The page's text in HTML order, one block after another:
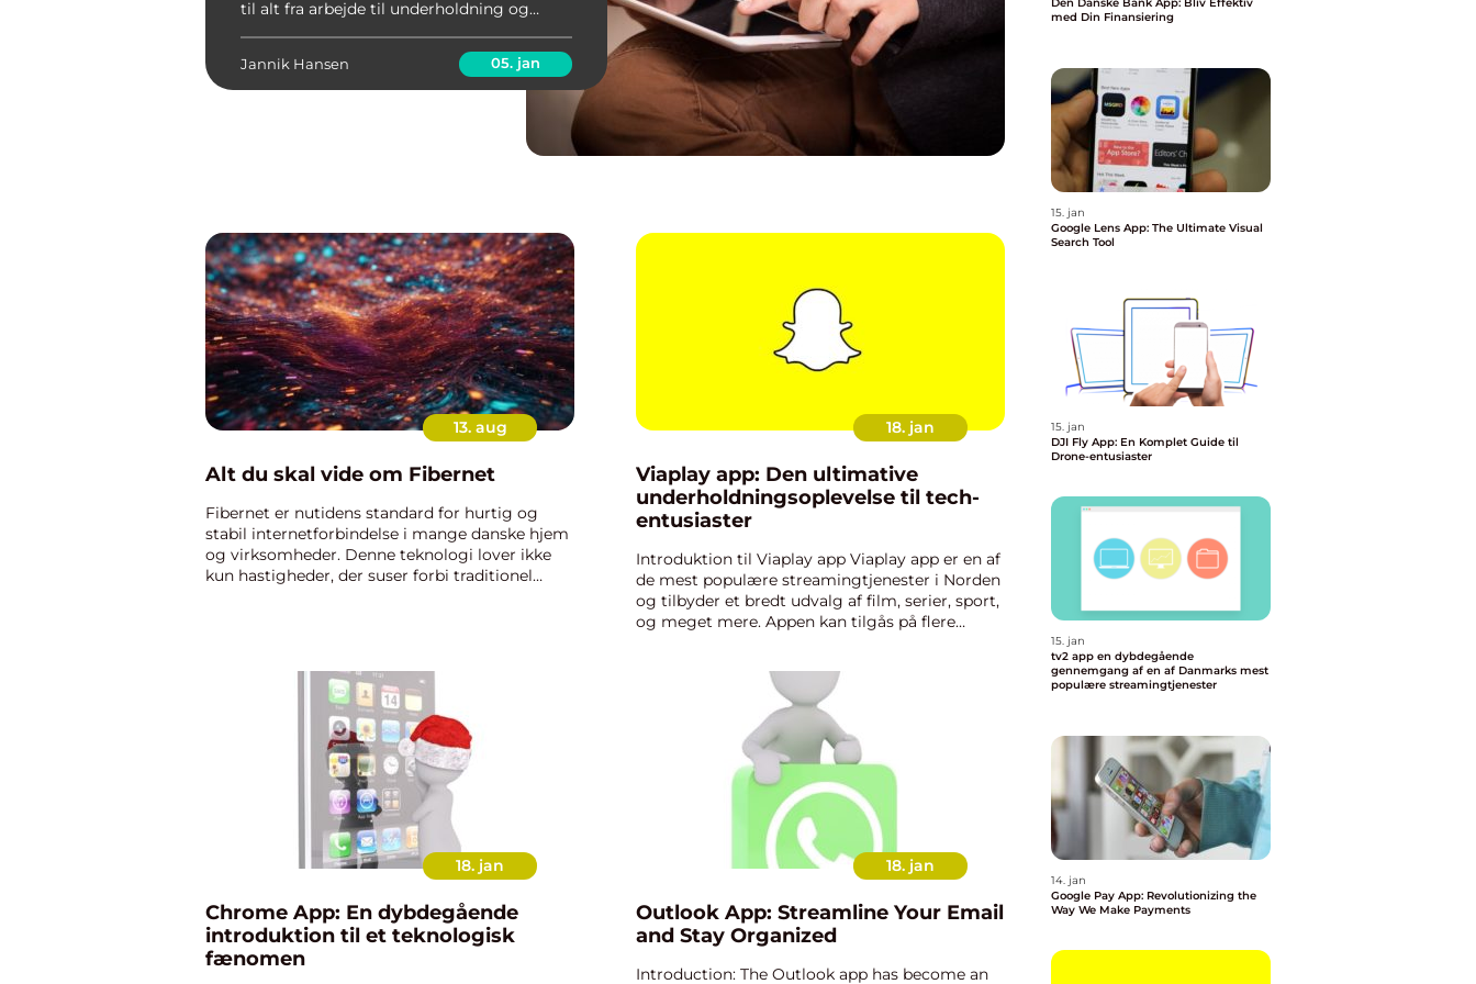
til alt fra arbejde til underholdning og
denne essentielle gadget hol...
Jannik Hansen 05. jan
13. aug
Alt du skal vide om Fibernet
Fibernet er nutidens standard for hurtig og
stabil internetforbindelse i mange danske hjem
og virksomheder. Denne teknologi lover ikke
kun hastigheder, der suser forbi traditionel
18. jan
Viaplay app: Den ultimative
underholdningsoplevelse til tech-
entusiaster
Introduktion til Viaplay app Viaplay app er en af
de mest populære streamingtjenester i Norden
og tilbyder et bredt udvalg af film, serier, sport,
og meget mere. Appen kan tilgås på flere
18. jan
Chrome App: En dybdegående
introduktion til et teknologisk
fænomen
18. jan
Outlook App: Streamline Your Email
and Stay Organized
Introduction: The Outlook app has become an
med Din Finansiering
15. jan
Google Lens App: The Ultimate Visual
Search Tool
15. jan
DJI Fly App: En Komplet Guide til
Drone-entusiaster
15. jan
tv2 app en dybdegående
gennemgang af en af Danmarks mest
populære streamingtjenester
14. jan
Google Pay App: Revolutionizing the
Way We Make Payments